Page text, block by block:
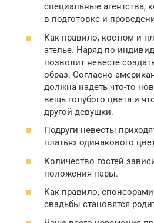
специальные агентства,
в подготовке и
Как правило, костюм и
ателье. Наряд по
позволит невесте
образ. Согласно
должна надеть что-то
вещь голубого цвета и
другой девушки.
Подруги невесты
платьях одинакового
Количество гостей
положения пары.
Как правило,
свадьбы становятся